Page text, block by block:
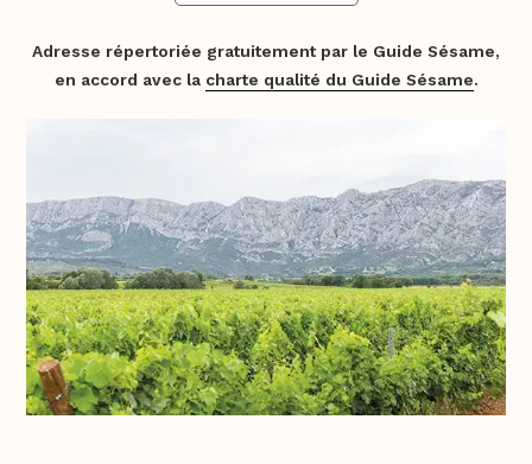
Adresse répertoriée gratuitement par le Guide Sésame,
en accord avec la charte qualité du Guide Sésame.